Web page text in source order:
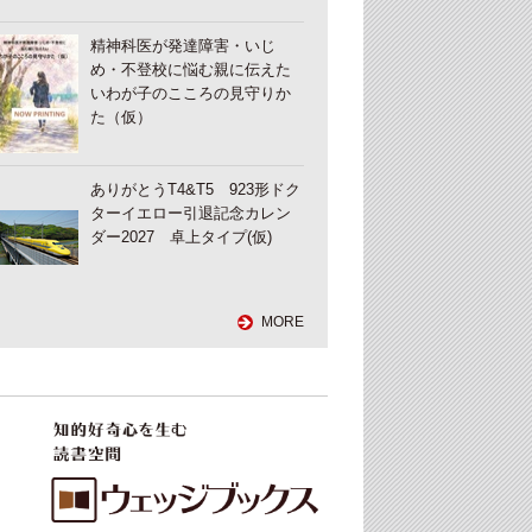
精神科医が発達障害・いじ
め・不登校に悩む親に伝えた
いわが子のこころの見守りか
た（仮）
ありがとうT4&T5 923形ドク
ターイエロー引退記念カレン
ダー2027 卓上タイプ(仮)
MORE